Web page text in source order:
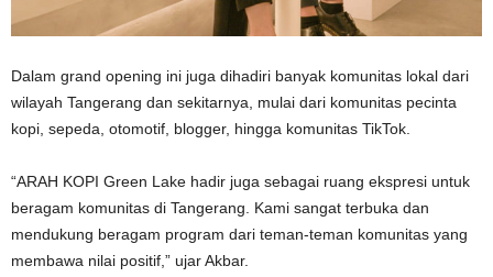
Dalam grand opening ini juga dihadiri banyak komunitas lokal dari
wilayah Tangerang dan sekitarnya, mulai dari komunitas pecinta
kopi, sepeda, otomotif, blogger, hingga komunitas TikTok.
“ARAH KOPI Green Lake hadir juga sebagai ruang ekspresi untuk
beragam komunitas di Tangerang. Kami sangat terbuka dan
mendukung beragam program dari teman-teman komunitas yang
membawa nilai positif,” ujar Akbar.